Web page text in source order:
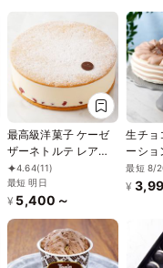
最高級洋菓子 ケーゼ
ザーネトルテ レアチ
ーズケーキ 15cm
4.64(11)
最短 明日
¥ 5,400～
生チョ
ーショ
イス
最短 8/
¥